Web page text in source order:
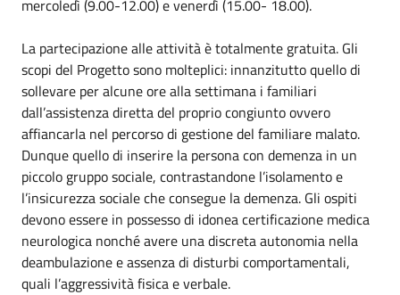
mercoledì (9.00-12.00) e venerdì (15.00- 18.00).
La partecipazione alle attività è totalmente gratuita. Gli
scopi del Progetto sono molteplici: innanzitutto quello di
sollevare per alcune ore alla settimana i familiari
dall’assistenza diretta del proprio congiunto ovvero
affiancarla nel percorso di gestione del familiare malato.
Dunque quello di inserire la persona con demenza in un
piccolo gruppo sociale, contrastandone l’isolamento e
l’insicurezza sociale che consegue la demenza. Gli ospiti
devono essere in possesso di idonea certificazione medica
neurologica nonché avere una discreta autonomia nella
deambulazione e assenza di disturbi comportamentali,
quali l’aggressività fisica e verbale.